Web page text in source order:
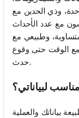
وذي الحدين مع
مع عدد الأحداث
وطبيعي مع
الوقت حتى وقوع
حدث.
لبياناتي؟
بياناتك والعملية